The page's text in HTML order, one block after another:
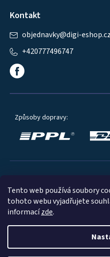
Tento web používá soubory
tohoto webu vyjadřujete
informacízde.
Kontakt
objednavky@digi-eshop.cz
+420777496747
Způsoby dopravy:
Oblíbené způsoby platby:
©